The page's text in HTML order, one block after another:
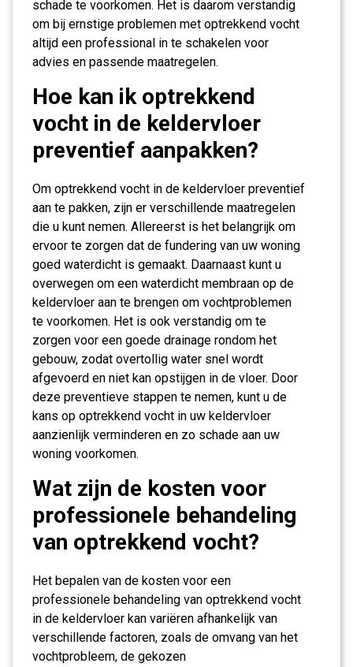
schade te voorkomen. Het is daarom verstandig
om bij ernstige problemen met optrekkend vocht
altijd een professional in te schakelen voor
advies en passende maatregelen.
Hoe kan ik optrekkend
vocht in de keldervloer
preventief aanpakken?
Om optrekkend vocht in de keldervloer preventief
aan te pakken, zijn er verschillende maatregelen
die u kunt nemen. Allereerst is het belangrijk om
ervoor te zorgen dat de fundering van uw woning
goed waterdicht is gemaakt. Daarnaast kunt u
overwegen om een waterdicht membraan op de
keldervloer aan te brengen om vochtproblemen
te voorkomen. Het is ook verstandig om te
zorgen voor een goede drainage rondom het
gebouw, zodat overtollig water snel wordt
afgevoerd en niet kan opstijgen in de vloer. Door
deze preventieve stappen te nemen, kunt u de
kans op optrekkend vocht in uw keldervloer
aanzienlijk verminderen en zo schade aan uw
woning voorkomen.
Wat zijn de kosten voor
professionele behandeling
van optrekkend vocht?
Het bepalen van de kosten voor een
professionele behandeling van optrekkend vocht
in de keldervloer kan variëren afhankelijk van
verschillende factoren, zoals de omvang van het
vochtprobleem, de gekozen